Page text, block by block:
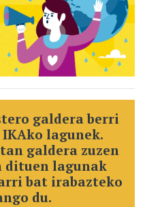
galdera berri
lagunek.
galdera zuzen
dituen lagunak
bat irabazteko
du.